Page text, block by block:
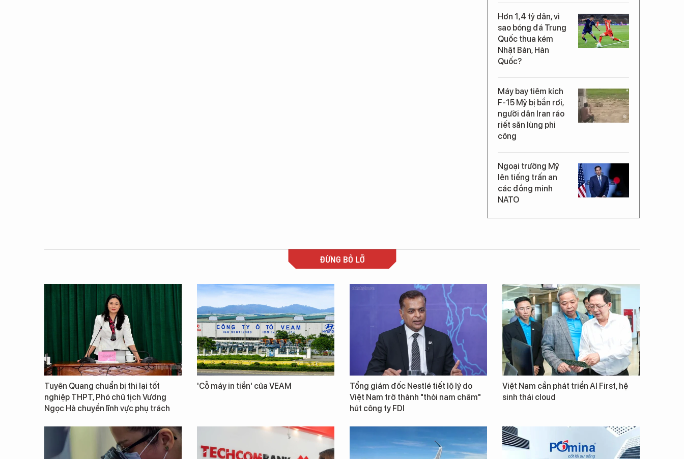
Hơn 1,4 tỷ dân, vì
sao bóng đá Trung
Quốc thua kém
Nhật Bản, Hàn
Quốc?
Máy bay tiêm kích
F-15 Mỹ bị bắn rơi,
người dân Iran ráo
riết săn lùng phi
công
Ngoại trưởng Mỹ
lên tiếng trấn an
các đồng minh
NATO
ĐỪNG BỎ LỠ
Tuyên Quang chuẩn bị thi lại tốt
nghiệp THPT, Phó chủ tịch Vương
Ngọc Hà chuyển lĩnh vực phụ trách
'Cỗ máy in tiền' của VEAM
Tổng giám đốc Nestlé tiết lộ lý do
Việt Nam trở thành "thỏi nam châm"
hút công ty FDI
Việt Nam cần phát triển AI First, hệ
sinh thái cloud